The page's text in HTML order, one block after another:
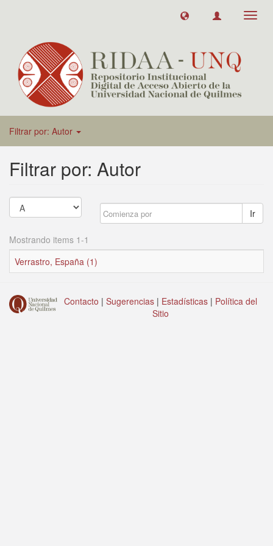
Filtrar por: Autor
Filtrar por: Autor
Ir
Mostrando items 1-1
Verrastro, España (1)
Contacto | Sugerencias | Estadísticas | Política del
Sitio